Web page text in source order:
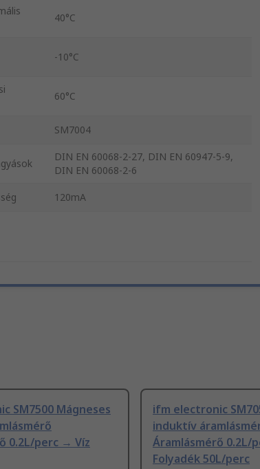
40°C
-10°C
60°C
SM7004
DIN EN 60068-2-27, DIN EN 60947-5-9,
DIN EN 60068-2-6
120mA
SM7500 Mágneses
0.2L/perc → Víz
ifm electronic
induktív
Áramlásmérő 0.2L/
Folyadék 50L/perc